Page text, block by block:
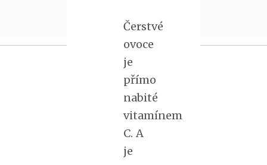
Čerstvé
ovoce
je
přímo
nabité
vitamínem
C. A
je